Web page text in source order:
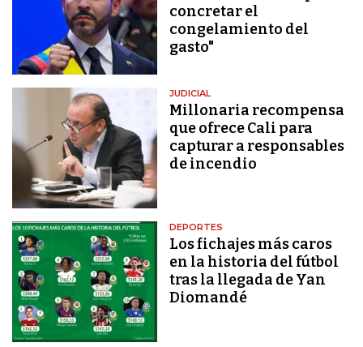
concretar el
congelamiento del
gasto"
JUDICIAL
Millonaria recompensa
que ofrece Cali para
capturar a responsables
de incendio
DEPORTES
Los fichajes más caros
en la historia del fútbol
tras la llegada de Yan
Diomandé